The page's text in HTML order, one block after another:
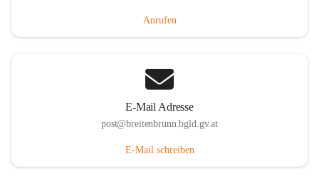
Anrufen
E-Mail Adresse
post@breitenbrunn.bgld.gv.at
E-Mail schreiben